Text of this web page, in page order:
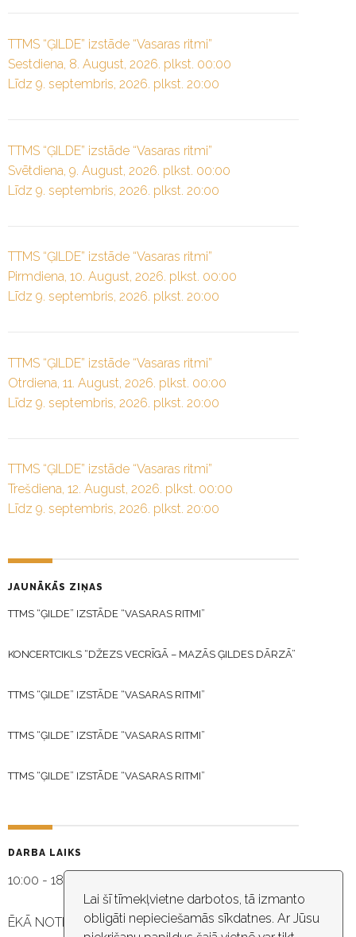
Lai šī tīmekļvietne darbotos, tā izmanto
obligāti nepieciešamās sīkdatnes. Ar Jūsu
TTMS “ĢILDE” izstāde “Vasaras ritmi”
Sestdiena, 8. August, 2026. plkst. 00:00
Līdz 9. septembris, 2026. plkst. 20:00
TTMS “ĢILDE” izstāde “Vasaras ritmi”
Svētdiena, 9. August, 2026. plkst. 00:00
Līdz 9. septembris, 2026. plkst. 20:00
TTMS “ĢILDE” izstāde “Vasaras ritmi”
Pirmdiena, 10. August, 2026. plkst. 00:00
Līdz 9. septembris, 2026. plkst. 20:00
TTMS “ĢILDE” izstāde “Vasaras ritmi”
Otrdiena, 11. August, 2026. plkst. 00:00
Līdz 9. septembris, 2026. plkst. 20:00
TTMS “ĢILDE” izstāde “Vasaras ritmi”
Trešdiena, 12. August, 2026. plkst. 00:00
Līdz 9. septembris, 2026. plkst. 20:00
JAUNĀKĀS ZIŅAS
TTMS “ĢILDE” IZSTĀDE “VASARAS RITMI”
KONCERTCIKLS “DŽEZS VECRĪGĀ – MAZĀS ĢILDES DĀRZĀ”
TTMS “ĢILDE” IZSTĀDE “VASARAS RITMI”
TTMS “ĢILDE” IZSTĀDE “VASARAS RITMI”
TTMS “ĢILDE” IZSTĀDE “VASARAS RITMI”
DARBA LAIKS
10:00 - 18:30
ĒKĀ NOTIEK VIDEO NOVĒROŠANA